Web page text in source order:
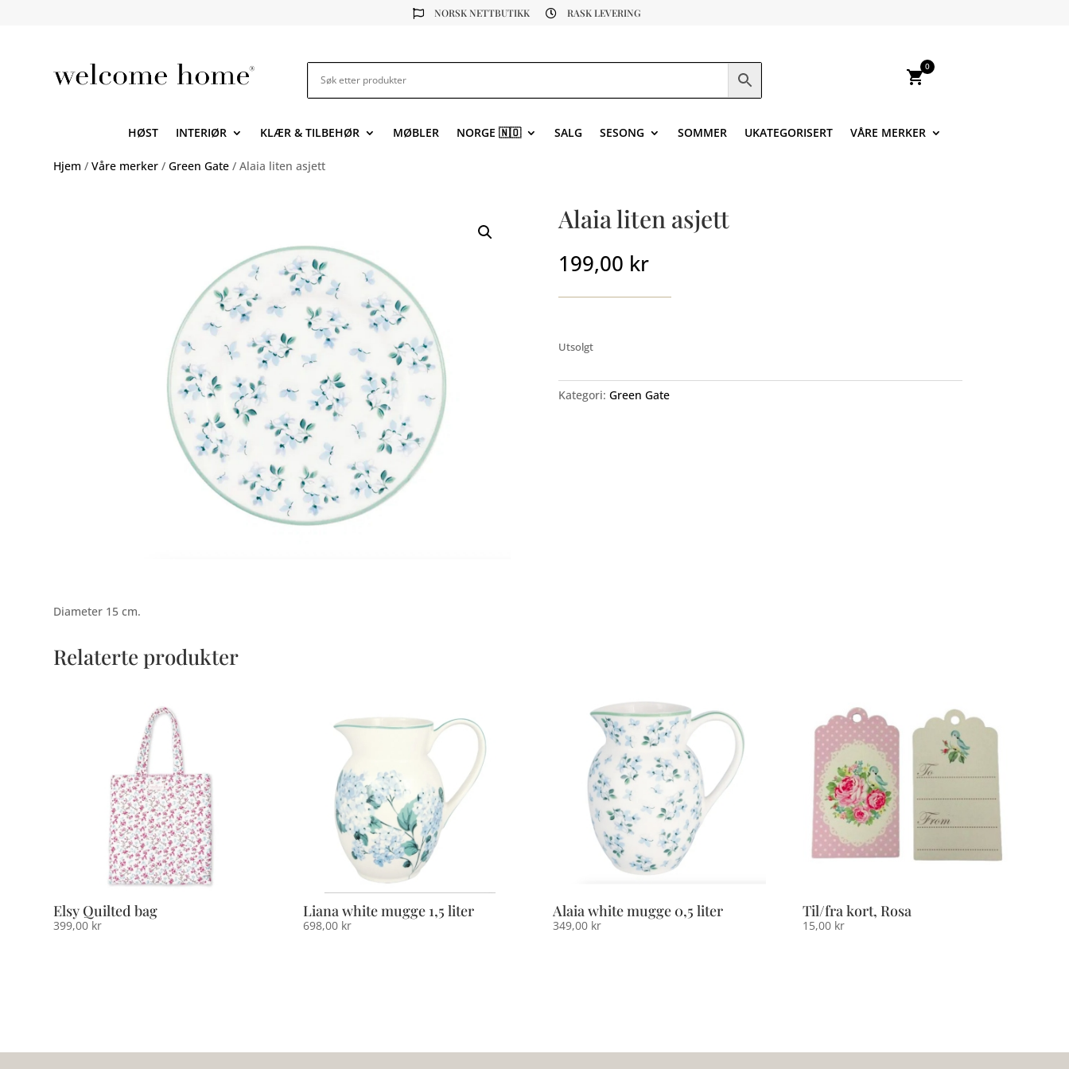
 NORSK NETTBUTIKK  RASK LEVERING
shopping_cart
0
HØST INTERIØR KLÆR & TILBEHØR MØBLER NORGE 🇳🇴 SALG SESONG SOMMER UKATEGORISERT VÅRE MERKER
Hjem /Våre merker /Green Gate / Alaia liten asjett
Alaia liten asjett
199,00 kr
Utsolgt
Kategori: Green Gate
Diameter 15 cm.
Relaterte produkter
Elsy Quilted bag
399,00 kr
Liana white mugge 1,5 liter
698,00 kr
Alaia white mugge 0,5 liter
349,00 kr
Til/fra kort, Rosa
15,00 kr